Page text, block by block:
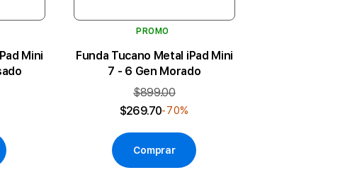
Mini
PROMO
Funda Tucano Metal iPad Mini
7 - 6 Gen Morado
$899.00
$269.70-70%
Comprar